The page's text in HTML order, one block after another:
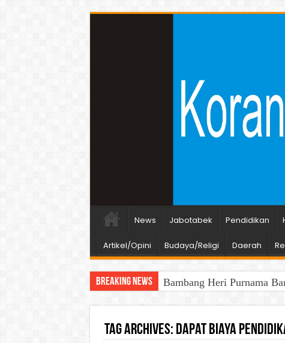
News Jabotabek Pendidikan
Artikel/Opini Budaya/Religi Daerah
Breaking News Bambang Heri Purnama
Gatriwara Kalsel Dukung
Tag Archives: Dapat biaya